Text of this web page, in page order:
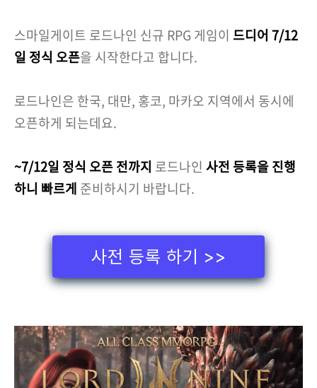
스마일게이트 로드나인 신규 RPG 게임이 드디어 7/12
일 정식 오픈을 시작한다고 합니다.
로드나인은 한국, 대만, 홍코, 마카오 지역에서 동시에
오픈하게 되는데요.
~7/12일 정식 오픈 전까지 로드나인 사전 등록을 진행
하니 빠르게 준비하시기 바랍니다.
사전 등록 하기 >>